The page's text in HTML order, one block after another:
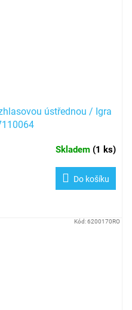
ústřednou / Igra
Skladem (1 ks)
Do košíku
Kód:6200170RO